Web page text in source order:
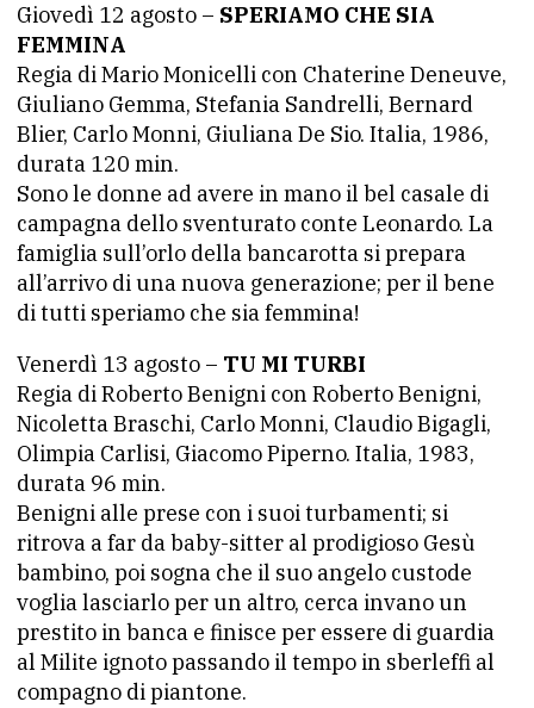
Giovedì 12 agosto – SPERIAMO CHE SIA
FEMMINA
Regia di Mario Monicelli con Chaterine Deneuve,
Giuliano Gemma, Stefania Sandrelli, Bernard
Blier, Carlo Monni, Giuliana De Sio. Italia, 1986,
durata 120 min.
Sono le donne ad avere in mano il bel casale di
campagna dello sventurato conte Leonardo. La
famiglia sull’orlo della bancarotta si prepara
all’arrivo di una nuova generazione; per il bene
di tutti speriamo che sia femmina!
Venerdì 13 agosto – TU MI TURBI
Regia di Roberto Benigni con Roberto Benigni,
Nicoletta Braschi, Carlo Monni, Claudio Bigagli,
Olimpia Carlisi, Giacomo Piperno. Italia, 1983,
durata 96 min.
Benigni alle prese con i suoi turbamenti; si
ritrova a far da baby-sitter al prodigioso Gesù
bambino, poi sogna che il suo angelo custode
voglia lasciarlo per un altro, cerca invano un
prestito in banca e finisce per essere di guardia
al Milite ignoto passando il tempo in sberleffi al
compagno di piantone.